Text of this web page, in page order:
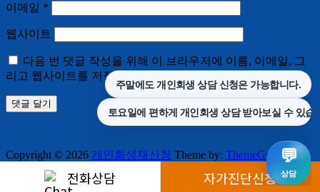
이메일 *
웹사이트
다음 번 댓글 작성을 위해 이 브라우저에 이름, 이메일, 그
리고 웹사이트를 저장합니다.
Copyright © 2026 개인회생재신청 Theme by: ThemeGrill
Powered by:
전화상담 자가진단신청